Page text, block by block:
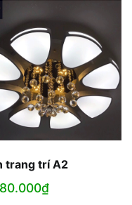
trang trí A2
₫